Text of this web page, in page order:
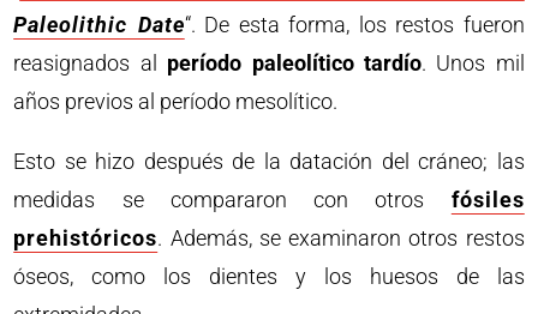
Paleolithic Date“. De esta forma, los restos fueron
reasignados al período paleolítico tardío. Unos mil
años previos al período mesolítico.
Esto se hizo después de la datación del cráneo; las
medidas se compararon con otros fósiles
prehistóricos. Además, se examinaron otros restos
óseos, como los dientes y los huesos de las